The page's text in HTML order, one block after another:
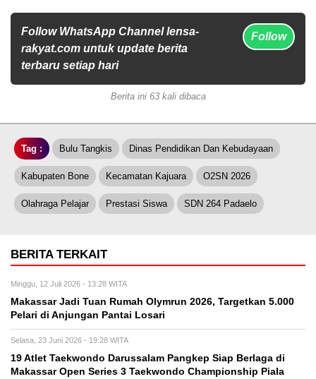
Follow WhatsApp Channel lensa-
rakyat.com untuk update berita
terbaru setiap hari
Follow
Berita ini 63 kali dibaca
Tag : Bulu Tangkis Dinas Pendidikan Dan Kebudayaan
Kabupaten Bone Kecamatan Kajuara O2SN 2026
Olahraga Pelajar Prestasi Siswa SDN 264 Padaelo
BERITA TERKAIT
Minggu, 12 Juli 2026 - 13:28 WITA
Makassar Jadi Tuan Rumah Olymrun 2026, Targetkan 5.000
Pelari di Anjungan Pantai Losari
Selasa, 23 Juni 2026 - 19:28 WITA
19 Atlet Taekwondo Darussalam Pangkep Siap Berlaga di
Makassar Open Series 3 Taekwondo Championship Piala